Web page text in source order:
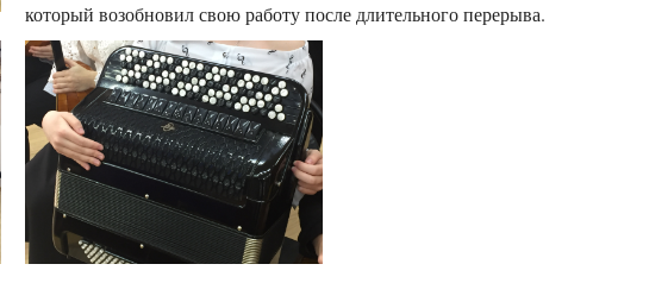
который возобновил свою работу после длительного перерыва.